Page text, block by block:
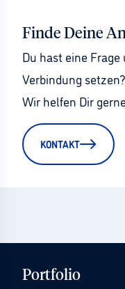
Finde Deine
Du hast eine
Verbindung setzen?
Wir helfen Dir
KONTAKT
Portfolio